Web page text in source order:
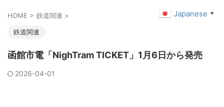
HOME > 鉄道関連 >
鉄道関連
函館市電「NighTram TICKET」1月6日から発売
2026-04-01
Japanese ▼